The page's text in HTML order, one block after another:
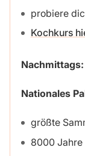
probiere
Kochkurs
Nationales
größte
8000 Jahre